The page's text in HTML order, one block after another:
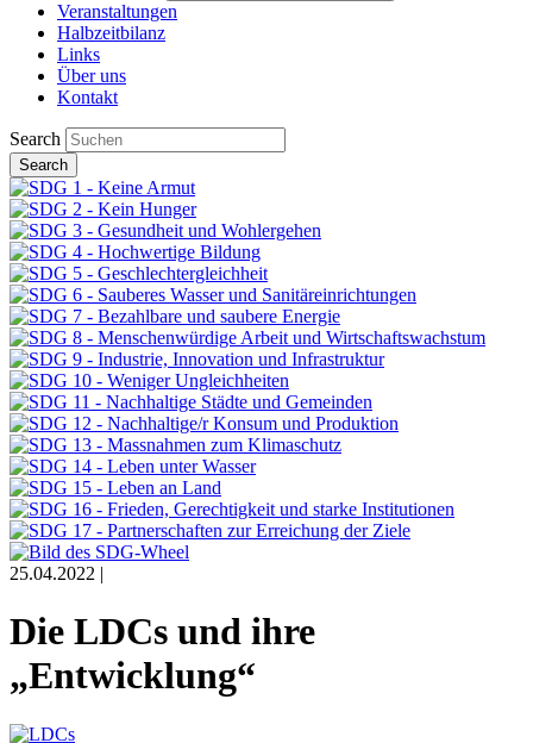
Veranstaltungen
Halbzeitbilanz
Links
Über uns
Kontakt
Search
25.04.2022 |
Die LDCs und ihre
„Entwicklung“